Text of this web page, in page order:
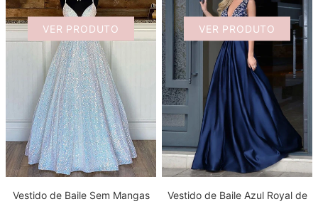
VER PRODUTO
Vestido de Baile Sem Mangas
VER PRODUTO
Vestido de Baile Azul Royal de